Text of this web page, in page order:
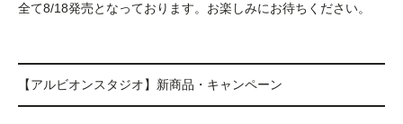
全て8/18発売となっております。お楽しみにお待ちください。
【アルビオンスタジオ】新商品・キャンペーン